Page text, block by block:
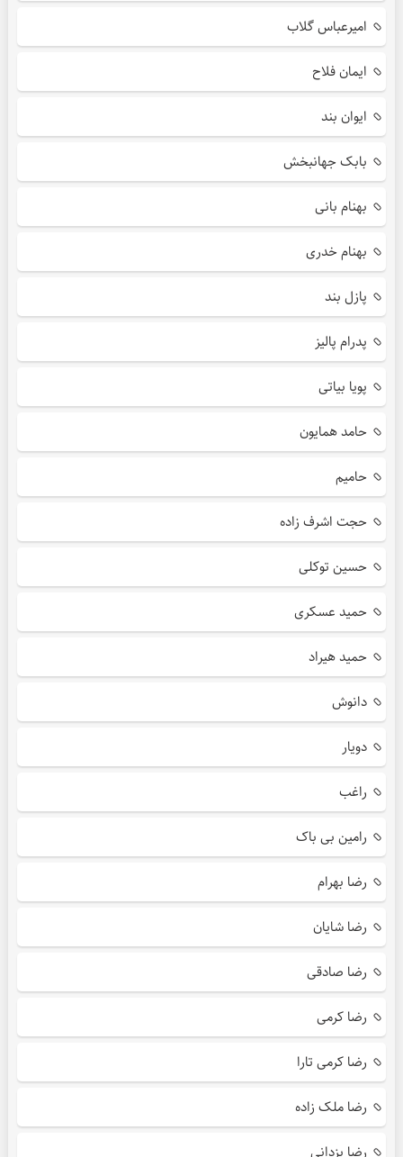
امیرعباس گلاب
ایمان فلاح
ایوان بند
بابک جهانبخش
بهنام بانی
بهنام خدری
پازل بند
پدرام پالیز
پویا بیاتی
حامد همایون
حامیم
حجت اشرف زاده
حسین توکلی
حمید عسکری
حمید هیراد
دانوش
دویار
راغب
رامین بی باک
رضا بهرام
رضا شایان
رضا صادقی
رضا کرمی
رضا کرمی تارا
رضا ملک زاده
رضا یزدانی